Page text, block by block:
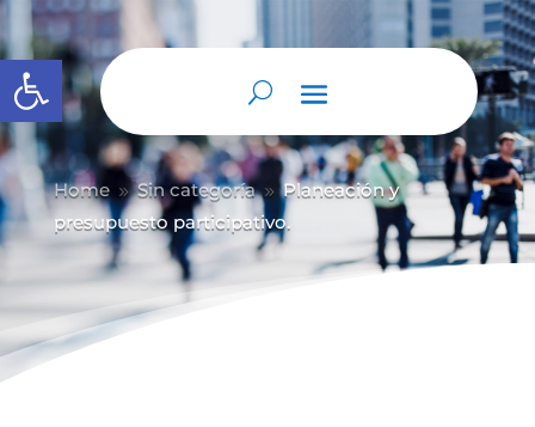
Abrir barra de herramientas
Home 9 Sin categoría 9 Planeación y
presupuesto participativo.